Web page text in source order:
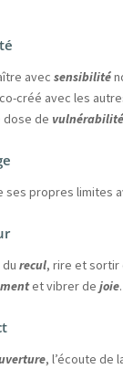
avecsensibilité
créé avec les
dose de vulnérabilité
ses propres limites
durecul, rire et sortir
et vibrer dejoie.
, l’écoute de